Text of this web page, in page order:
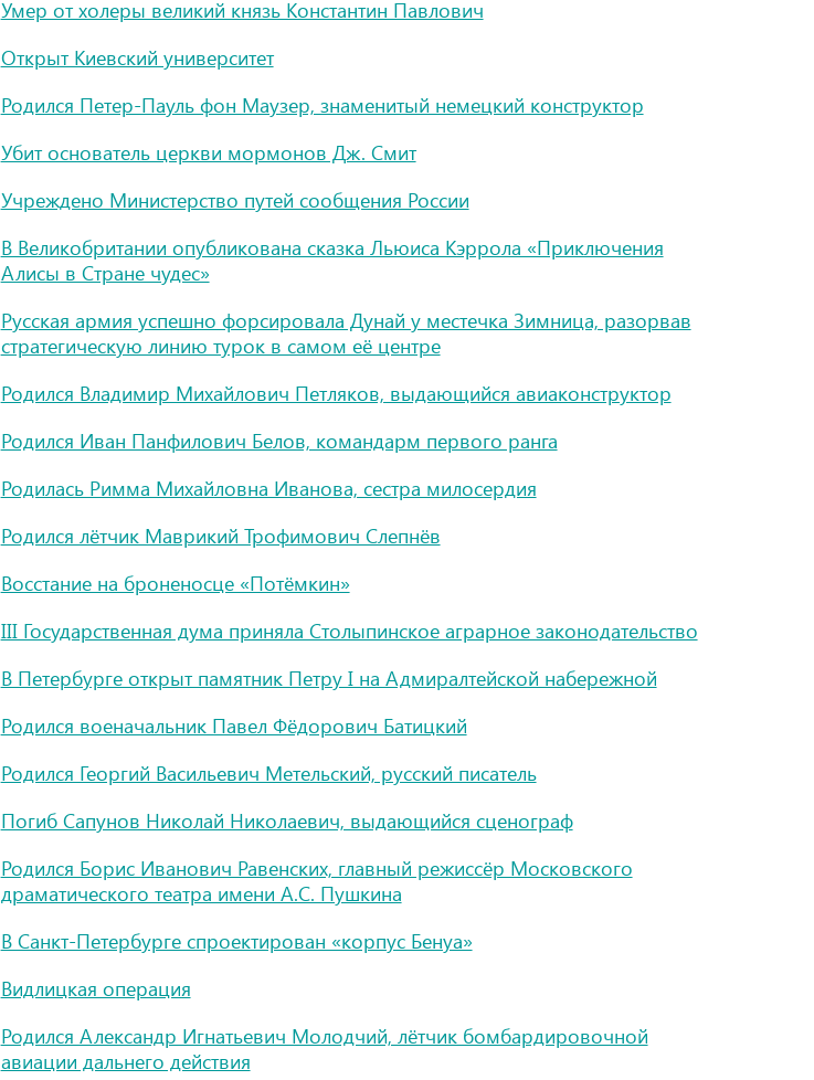
Умер от холеры великий князь Константин Павлович
Открыт Киевский университет
Родился Петер-Пауль фон Маузер, знаменитый немецкий конструктор
Убит основатель церкви мормонов Дж. Смит
Учреждено Министерство путей сообщения России
В Великобритании опубликована сказка Льюиса Кэррола «Приключения
Алисы в Стране чудес»
Русская армия успешно форсировала Дунай у местечка Зимница, разорвав
стратегическую линию турок в самом её центре
Родился Владимир Михайлович Петляков, выдающийся авиаконструктор
Родился Иван Панфилович Белов, командарм первого ранга
Родилась Римма Михайловна Иванова, сестра милосердия
Родился лётчик Маврикий Трофимович Слепнёв
Восстание на броненосце «Потёмкин»
III Государственная дума приняла Столыпинское аграрное законодательство
В Петербурге открыт памятник Петру I на Адмиралтейской набережной
Родился военачальник Павел Фёдорович Батицкий
Родился Георгий Васильевич Метельский, русский писатель
Погиб Сапунов Николай Николаевич, выдающийся сценограф
Родился Борис Иванович Равенских, главный режиссёр Московского
драматического театра имени А.С. Пушкина
В Санкт-Петербурге спроектирован «корпус Бенуа»
Видлицкая операция
Родился Александр Игнатьевич Молодчий, лётчик бомбардировочной
авиации дальнего действия